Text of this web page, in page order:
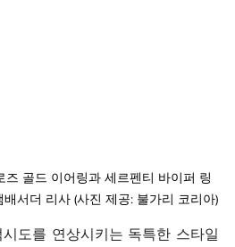
골드 이어링과 세르펜티 바이퍼 링
배서더 리사 (사진 제공: 불가리 코리아)
도를 연상시키는 독특한 스타일